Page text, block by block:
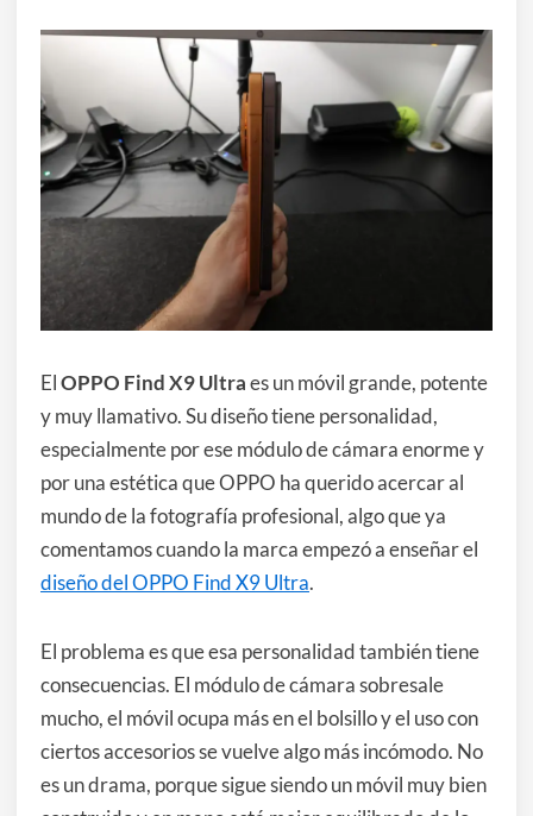
ElOPPO Find X9 Ultraes un móvil grande, potente
y muy llamativo. Su diseño tiene personalidad,
especialmente por ese módulo de cámara enorme y
por una estética que OPPO ha querido acercar al
mundo de la fotografía profesional, algo que ya
comentamos cuando la marca empezó a enseñar el
diseño del OPPO Find X9 Ultra.
El problema es que esa personalidad también tiene
consecuencias. El módulo de cámara sobresale
mucho, el móvil ocupa más en el bolsillo y el uso con
ciertos accesorios se vuelve algo más incómodo. No
es un drama, porque sigue siendo un móvil muy bien